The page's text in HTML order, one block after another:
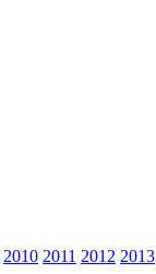
2010 2011 2012 2013